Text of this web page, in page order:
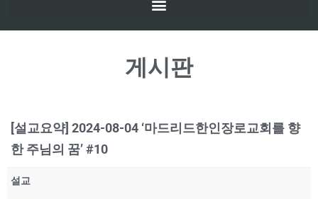
게시판
[설교요약] 2024-08-04 ‘마드리드한인장로교회를 향
한 주님의 꿈’ #10
설교